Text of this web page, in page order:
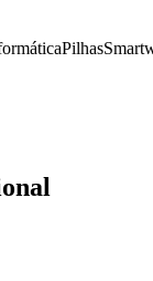
Pilhas